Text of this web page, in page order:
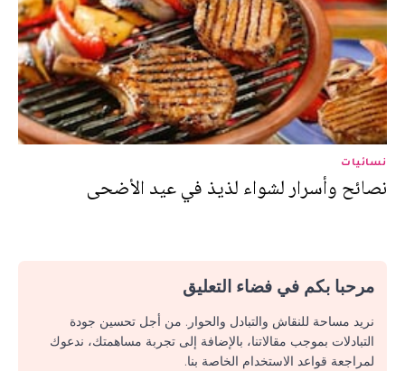
نسائيات
نصائح وأسرار لشواء لذيذ في عيد الأضحى
مرحبا بكم في فضاء التعليق
نريد مساحة للنقاش والتبادل والحوار. من أجل تحسين جودة
التبادلات بموجب مقالاتنا، بالإضافة إلى تجربة مساهمتك، ندعوك
لمراجعة قواعد الاستخدام الخاصة بنا.